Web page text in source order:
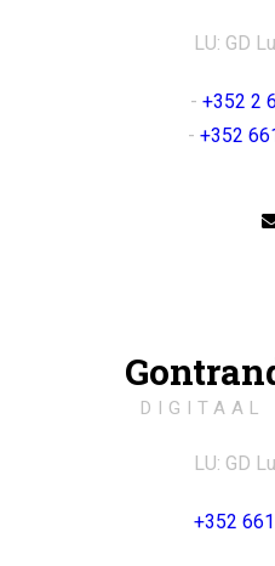
LU: GD
- +352 2
- +352
DIGITAAL
LU: GD
+352